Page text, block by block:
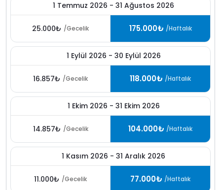
1 Temmuz 2026 - 31 Ağustos 2026
25.000₺ /Gecelik 175.000₺ /Haftalık
1 Eylül 2026 - 30 Eylül 2026
16.857₺ /Gecelik 118.000₺ /Haftalık
1 Ekim 2026 - 31 Ekim 2026
14.857₺ /Gecelik 104.000₺ /Haftalık
1 Kasım 2026 - 31 Aralık 2026
11.000₺ /Gecelik 77.000₺ /Haftalık